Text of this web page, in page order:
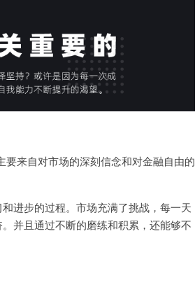
来自对市场的深刻信念和对金融自由的
进步的过程。市场充满了挑战，每一天
并且通过不断的磨练和积累，还能够不